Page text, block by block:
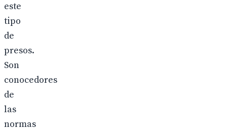
este
tipo
de
presos.
Son
conocedores
de
las
normas